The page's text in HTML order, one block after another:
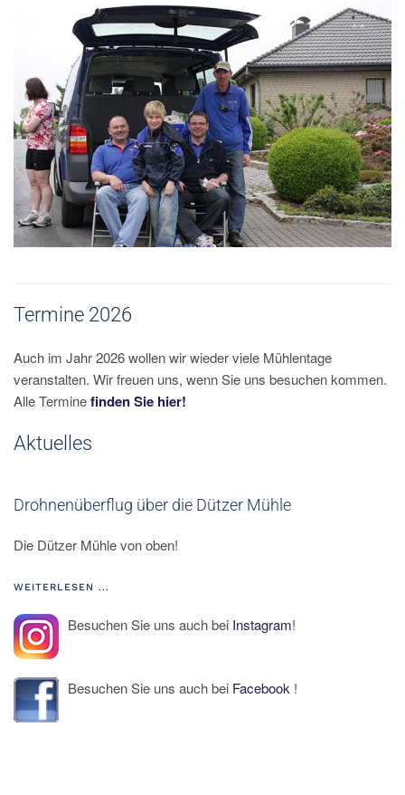
Termine 2026
Auch im Jahr 2026 wollen wir wieder viele Mühlentage
veranstalten. Wir freuen uns, wenn Sie uns besuchen kommen.
Alle Terminefinden Sie hier!
Aktuelles
Drohnenüberflug über die Dützer Mühle
Die Dützer Mühle von oben!
WEITERLESEN ...
Besuchen Sie uns auch bei Instagram!
Besuchen Sie uns auch bei Facebook !